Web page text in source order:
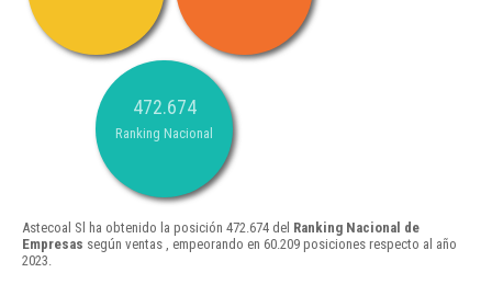
472.674
Ranking Nacional
Astecoal Sl ha obtenido la posición 472.674 del Ranking Nacional de
Empresas según ventas , empeorando en 60.209 posiciones respecto al año
2023.